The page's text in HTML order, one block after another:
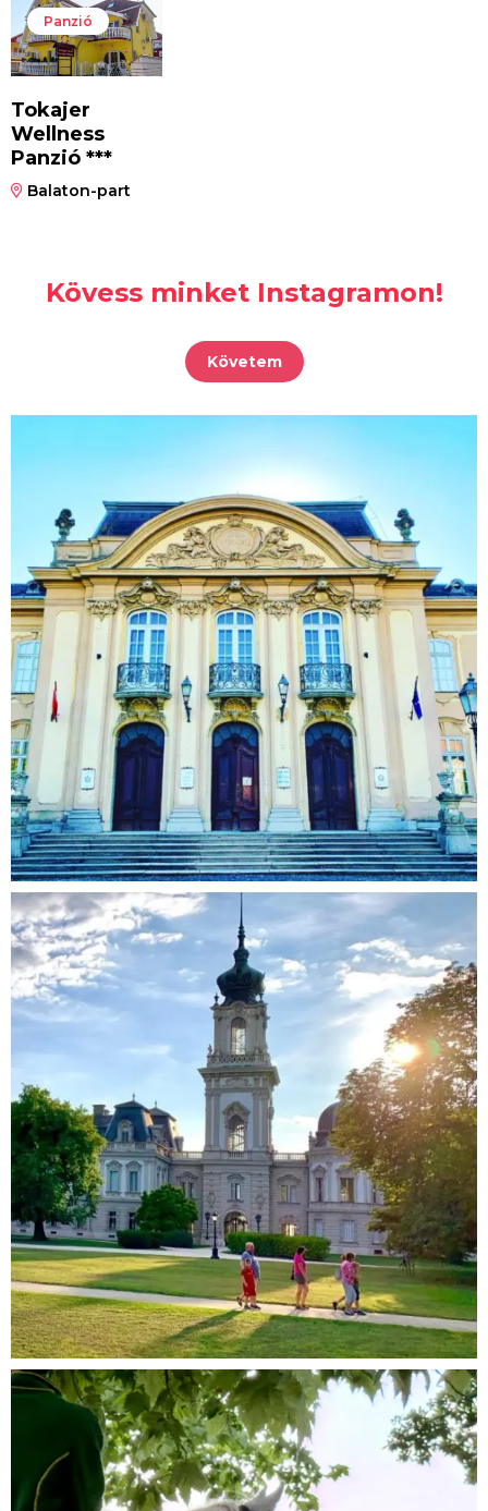
Panzió
Tokajer
Wellness
Panzió ***
Balaton-part
Kövess minket Instagramon!
Követem